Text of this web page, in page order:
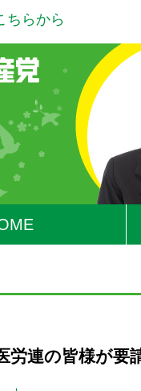
ちらから
労連の皆様が